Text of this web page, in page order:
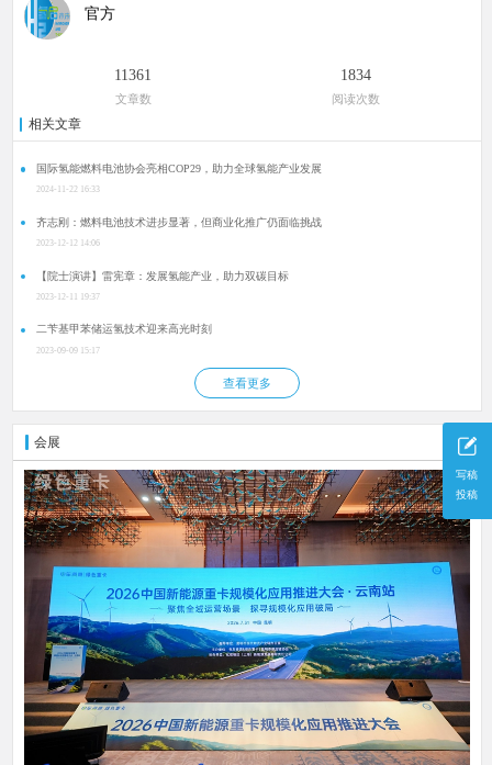
写稿
投稿
官方
11361
文章数
1834
阅读次数
相关文章
国际氢能燃料电池协会亮相COP29，助力全球氢能产业发展
2024-11-22 16:33
齐志刚：燃料电池技术进步显著，但商业化推广仍面临挑战
2023-12-12 14:06
【院士演讲】雷宪章：发展氢能产业，助力双碳目标
2023-12-11 19:37
二苄基甲苯储运氢技术迎来高光时刻
2023-09-09 15:17
查看更多
会展 更多